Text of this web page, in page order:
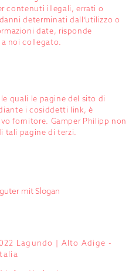
contenuti illegali, errati o
determinati dall’utilizzo o
date, risponde
a noi collegato.
quali le pagine del sito di
i cosiddetti link, è
fornitore. Gamper Philipp non
tali pagine di terzi.
Lagundo | Alto Adige -
Italia